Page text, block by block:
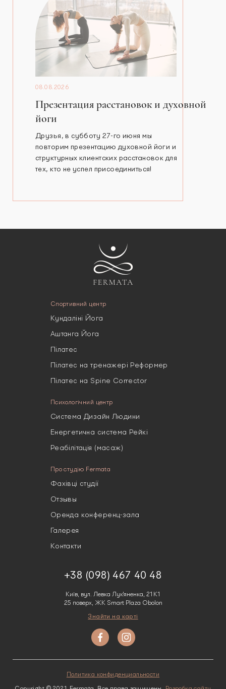
08.08.2026
Презентация расстановок и духовной
йоги
Друзья, в субботу 27-го июня мы
повторим презентацию духовной йоги и
структурных клиентских расстановок для
тех, кто не успел присоединиться!
Спортивний центр
Кундаліні Йога
Аштанга Йога
Пілатес
Пілатес на тренажері Реформер
Пілатес на Spine Corrector
Психологічний центр
Система Дизайн Людини
Енергетична система Рейкі
Реабілітація (масаж)
Про студію Fermata
Фахівці студії
Отзывы
Оренда конференц-зала
Галерея
Контакти
+38 (098) 467 40 48
Київ, вул. Левка Лук'яненка, 21К1
25 поверх, ЖК Smart Plaza Obolon
Знайти на карті
Политика конфиденциальности